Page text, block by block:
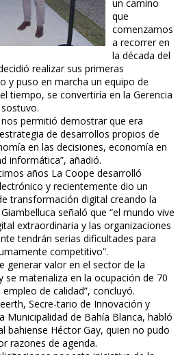
un camino
que
comenzamos
a recorrer en
la década del
realizar sus primeras
y puso en marcha un equipo de
tiempo, se convertiría en la Gerencia
permitió demostrar que era
de desarrollos propios de
en las decisiones, economía en
informática”, añadió.
años La Coope desarrolló
y recientemente dio un
transformación digital creando la
señaló que “el mundo vive
extraordinaria y las organizaciones
tendrán serias dificultades para
competitivo”.
generar valor en el sector de la
materializa en la ocupación de 70
de calidad”, concluyó.
Secre-tario de Innovación y
Municipalidad de Bahía Blanca, habló
bahiense Héctor Gay, quien no pudo
razones de agenda.